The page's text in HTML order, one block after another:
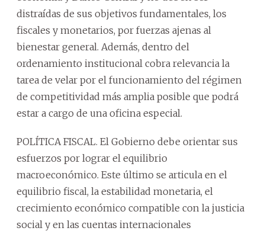
distraídas de sus objetivos fundamentales, los
fiscales y monetarios, por fuerzas ajenas al
bienestar general. Además, dentro del
ordenamiento institucional cobra relevancia la
tarea de velar por el funcionamiento del régimen
de competitividad más amplia posible que podrá
estar a cargo de una oficina especial.
POLÍTICA FISCAL. El Gobierno debe orientar sus
esfuerzos por lograr el equilibrio
macroeconómico. Este último se articula en el
equilibrio fiscal, la estabilidad monetaria, el
crecimiento económico compatible con la justicia
social y en las cuentas internacionales